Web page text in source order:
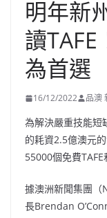
明年新
讀
為首選
16/12/2022 品澳
為解決嚴重技能短
的耗資2.5億澳元
55000個免費TAFE
據澳洲新聞集團
長Brendan